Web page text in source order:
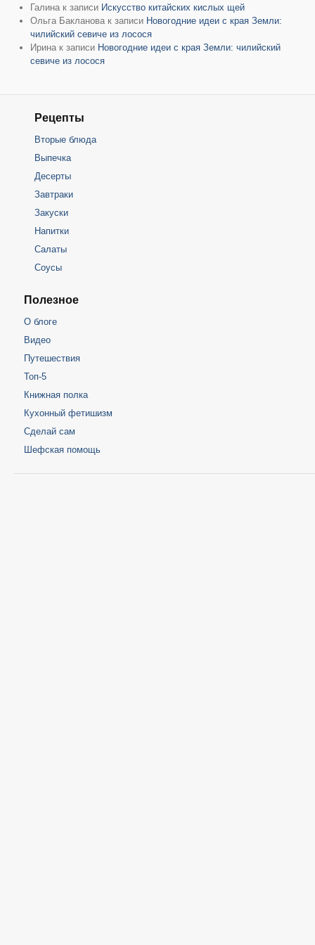
Галина к записи Искусство китайских кислых щей
Ольга Бакланова к записи Новогодние идеи с края Земли:
чилийский севиче из лосося
Ирина к записи Новогодние идеи с края Земли: чилийский
севиче из лосося
Рецепты
Вторые блюда
Выпечка
Десерты
Завтраки
Закуски
Напитки
Салаты
Соусы
Полезное
О блоге
Видео
Путешествия
Топ-5
Книжная полка
Кухонный фетишизм
Сделай сам
Шефская помощь